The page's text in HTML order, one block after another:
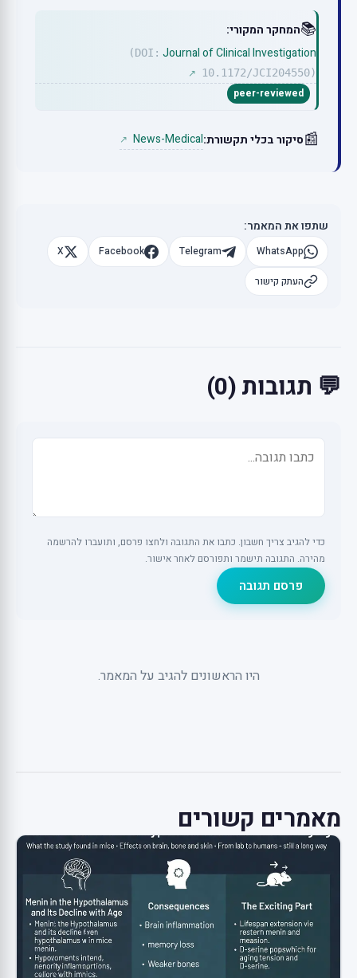
📚המחקר המקורי:
Journal of Clinical Investigation
(DOI:
10.1172/JCI204550)
↗
peer-reviewed
📰סיקור בכלי תקשורת:News-Medical
↗
שתפו את המאמר:
WhatsApp
Telegram
Facebook
X
העתק קישור
💬 תגובות (0)
כדי להגיב צריך חשבון. כתבו את התגובה ולחצו פרסם, ותועברו להרשמה
מהירה. התגובה תישמר ותפורסם לאחר אישור.
פרסם תגובה
היו הראשונים להגיב על המאמר.
מאמרים קשורים